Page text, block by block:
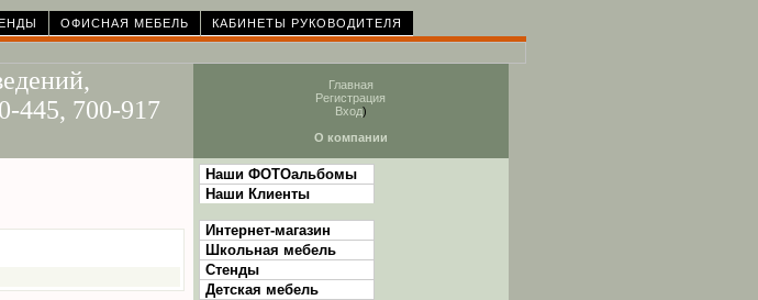
ОФИСНАЯ МЕБЕЛЬ КАБИНЕТЫ РУКОВОДИТЕЛЯ
445, 700-917
Главная
Регистрация
Вход)
О компании
Наши ФОТОальбомы
Наши Клиенты
Интернет-магазин
Школьная мебель
Стенды
Детская мебель